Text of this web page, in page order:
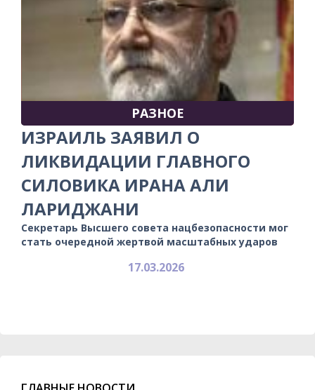
РАЗНОЕ
ИЗРАИЛЬ ЗАЯВИЛ О
ЛИКВИДАЦИИ ГЛАВНОГО
СИЛОВИКА ИРАНА АЛИ
ЛАРИДЖАНИ
Секретарь Высшего совета нацбезопасности мог
стать очередной жертвой масштабных ударов
17.03.2026